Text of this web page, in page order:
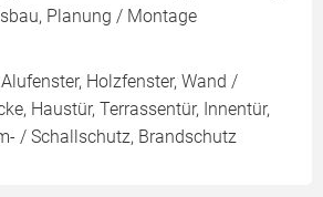
Planung / Montage
Holzfenster, Wand /
Haustür, Terrassentür, Innentür,
/ Schallschutz, Brandschutz